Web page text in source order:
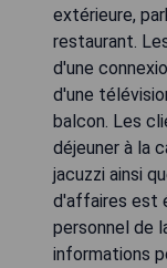
extérieure,
restaurant.
d'une
d'une
balcon. Les
déjeuner à la
jacuzzi ainsi
d'affaires est
personnel de
informations